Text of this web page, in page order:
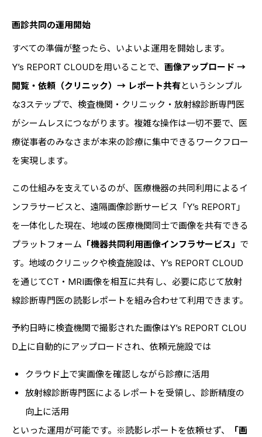
画診共同の運用開始
すべての準備が整ったら、いよいよ運用を開始します。
Y’s REPORT CLOUDを用いることで、 画像アップロード →
閲覧・依頼（クリニック）→ レポート共有というシンプル
な3ステップで、検査機関・クリニック・放射線診断専門医
がシームレスにつながります。複雑な操作は一切不要で、医
療従事者のみなさまが本来の診療に集中できるワークフロー
を実現します。
この仕組みを支えているのが、医療機器の共同利用によるイ
ンフラサービスと、遠隔画像診断サービス「Y’s REPORT」
を一体化した現在、地域の医療機関同士で画像を共有できる
プラットフォーム 「機器共同利用画像インフラサービス」 で
す。地域のクリニックや検査施設は、Y’s REPORT CLOUD
を通じてCT・MRI画像を相互に共有し、必要に応じて放射
線診断専門医の読影レポートを組み合わせて利用できます。
予約日時に検査機関で撮影された画像はY’s REPORT CLOU
D上に自動的にアップロードされ、依頼元施設では
クラウド上で実画像を確認しながら診療に活用
放射線診断専門医によるレポートを受領し、診断精度の
向上に活用
といった運用が可能です。※読影レポートを依頼せず、
「画